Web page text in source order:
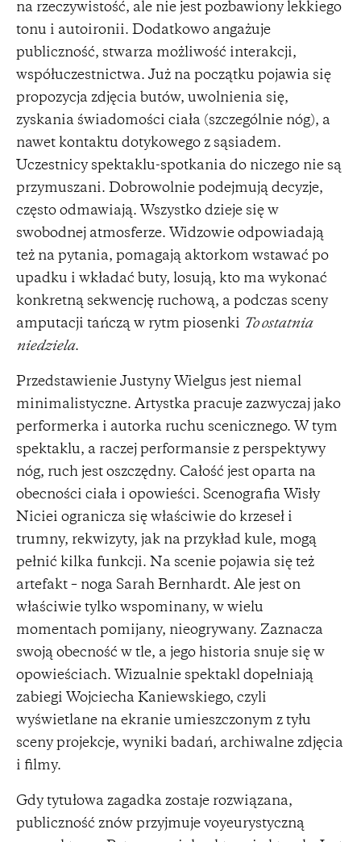
na rzeczywistość, ale nie jest pozbawiony lekkiego
tonu i autoironii. Dodatkowo angażuje
publiczność, stwarza możliwość interakcji,
współuczestnictwa. Już na początku pojawia się
propozycja zdjęcia butów, uwolnienia się,
zyskania świadomości ciała (szczególnie nóg), a
nawet kontaktu dotykowego z sąsiadem.
Uczestnicy spektaklu-spotkania do niczego nie są
przymuszani. Dobrowolnie podejmują decyzje,
często odmawiają. Wszystko dzieje się w
swobodnej atmosferze. Widzowie odpowiadają
też na pytania, pomagają aktorkom wstawać po
upadku i wkładać buty, losują, kto ma wykonać
konkretną sekwencję ruchową, a podczas sceny
amputacji tańczą w rytm piosenki To ostatnia
niedziela.
Przedstawienie Justyny Wielgus jest niemal
minimalistyczne. Artystka pracuje zazwyczaj jako
performerka i autorka ruchu scenicznego. W tym
spektaklu, a raczej performansie z perspektywy
nóg, ruch jest oszczędny. Całość jest oparta na
obecności ciała i opowieści. Scenografia Wisły
Niciei ogranicza się właściwie do krzeseł i
trumny, rekwizyty, jak na przykład kule, mogą
pełnić kilka funkcji. Na scenie pojawia się też
artefakt – noga Sarah Bernhardt. Ale jest on
właściwie tylko wspominany, w wielu
momentach pomijany, nieogrywany. Zaznacza
swoją obecność w tle, a jego historia snuje się w
opowieściach. Wizualnie spektakl dopełniają
zabiegi Wojciecha Kaniewskiego, czyli
wyświetlane na ekranie umieszczonym z tyłu
sceny projekcje, wyniki badań, archiwalne zdjęcia
i filmy.
Gdy tytułowa zagadka zostaje rozwiązana,
publiczność znów przyjmuje voyeurystyczną